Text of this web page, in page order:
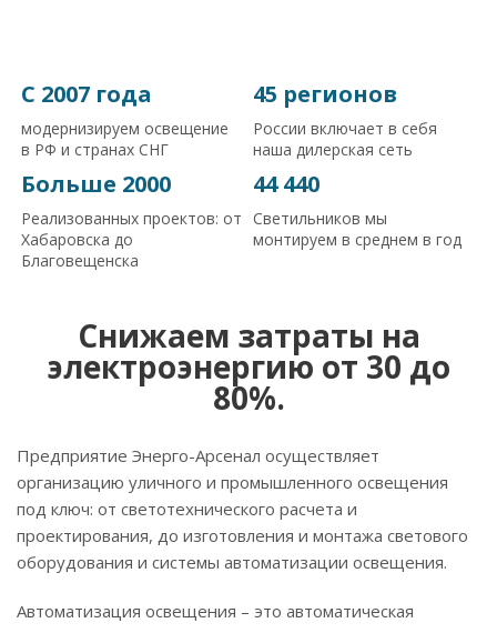
С 2007 года
модернизируем освещение
в РФ и странах СНГ
45 регионов
России включает в себя
наша дилерская сеть
Больше 2000
Реализованных проектов: от
Хабаровска до
Благовещенска
44 440
Светильников мы
монтируем в среднем в год
Снижаем затраты на
электроэнергию от 30 до
80%.
Предприятие Энерго-Арсенал осуществляет
организацию уличного и промышленного освещения
под ключ: от светотехнического расчета и
проектирования, до изготовления и монтажа светового
оборудования и системы автоматизации освещения.
Автоматизация освещения – это автоматическая